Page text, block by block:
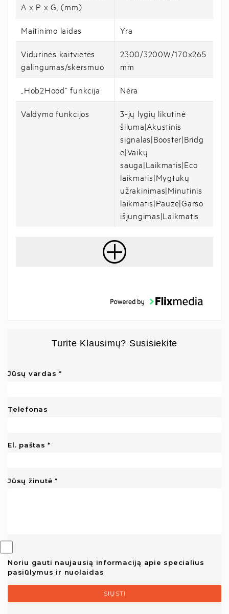
A x P x G, (mm)
Maitinimo laidas Yra
Vidurinės kaitvietės
galingumas/skersmuo
2300/3200W/170x265
mm
„Hob2Hood“ funkcija Nėra
Valdymo funkcijos
3-jų lygių likutinė
šiluma|Akustinis
signalas|Booster|Bridg
e|Vaikų
sauga|Laikmatis|Eco
laikmatis|Mygtukų
užrakinimas|Minutinis
laikmatis|Pauzė|Garso
išjungimas|Laikmatis
Turite Klausimų? Susisiekite
Jūsų vardas
Telefonas
El. paštas
Jūsų žinutė
Noriu gauti naujausią informaciją apie specialius
pasiūlymus ir nuolaidas
SIŲSTI